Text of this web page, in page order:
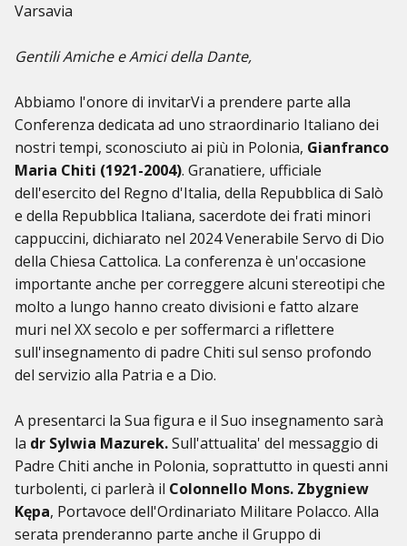
Varsavia
Gentili Amiche e Amici della Dante,
Abbiamo l'onore di invitarVi a prendere parte alla
Conferenza dedicata ad uno straordinario Italiano dei
nostri tempi, sconosciuto ai più in Polonia, Gianfranco
Maria Chiti (1921-2004). Granatiere, ufficiale
dell'esercito del Regno d'Italia, della Repubblica di Salò
e della Repubblica Italiana, sacerdote dei frati minori
cappuccini, dichiarato nel 2024 Venerabile Servo di Dio
della Chiesa Cattolica. La conferenza è un'occasione
importante anche per correggere alcuni stereotipi che
molto a lungo hanno creato divisioni e fatto alzare
muri nel XX secolo e per soffermarci a riflettere
sull'insegnamento di padre Chiti sul senso profondo
del servizio alla Patria e a Dio.
A presentarci la Sua figura e il Suo insegnamento sarà
la dr Sylwia Mazurek.Sull'attualita' del messaggio di
Padre Chiti anche in Polonia, soprattutto in questi anni
turbolenti, ci parlerà il Colonnello Mons. Zbygniew
Kępa, Portavoce dell'Ordinariato Militare Polacco. Alla
serata prenderanno parte anche il Gruppo di